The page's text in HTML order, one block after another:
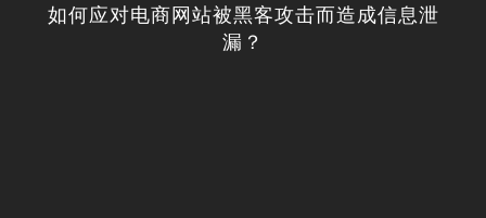
如何应对电商网站被黑客攻击而造成信息泄
漏？